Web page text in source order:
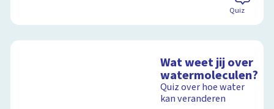
Quiz
Wat weet jij over
watermoleculen?
Quiz over hoe water
kan veranderen